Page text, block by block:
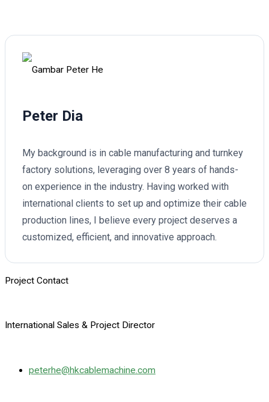
Peter Dia
My background is in cable manufacturing and turnkey
factory solutions, leveraging over 8 years of hands-
on experience in the industry. Having worked with
international clients to set up and optimize their cable
production lines, I believe every project deserves a
customized, efficient, and innovative approach.
Project Contact
International Sales & Project Director
peterhe@hkcablemachine.com